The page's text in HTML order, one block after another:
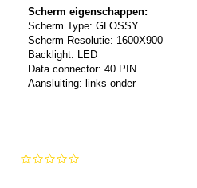
Scherm eigenschappen:
Scherm Type: GLOSSY
Scherm Resolutie: 1600X900
Backlight: LED
Data connector: 40 PIN
Aansluiting: links onder